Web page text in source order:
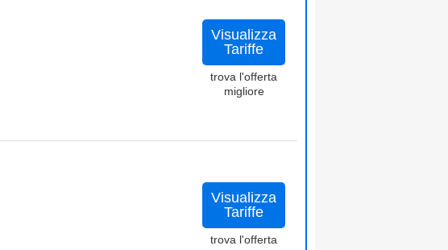
Visualizza
Tariffe
trova l'offerta
migliore
Visualizza
Tariffe
trova l'offerta